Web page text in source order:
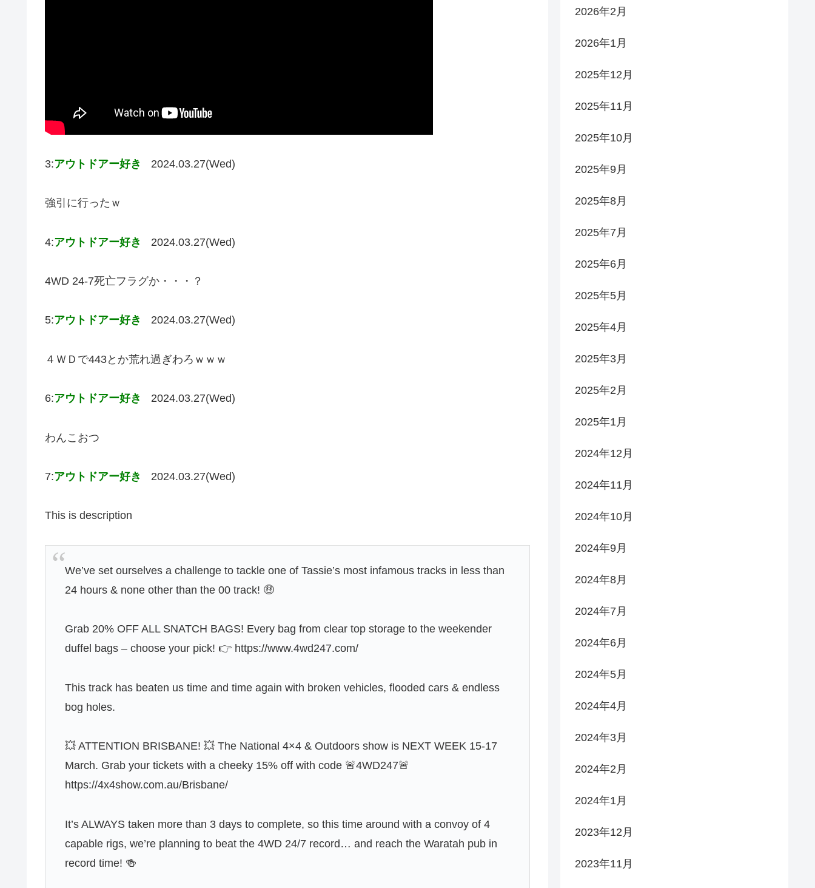
3:アウトドアー好き 2024.03.27(Wed)
強引に行ったｗ
4:アウトドアー好き 2024.03.27(Wed)
4WD 24-7死亡フラグか・・・？
5:アウトドアー好き 2024.03.27(Wed)
４ＷＤで443とか荒れ過ぎわろｗｗｗ
6:アウトドアー好き 2024.03.27(Wed)
わんこおつ
7:アウトドアー好き 2024.03.27(Wed)
This is description
We’ve set ourselves a challenge to tackle one of Tassie’s most infamous tracks in less than
24 hours & none other than the 00 track! 🤑
Grab 20% OFF ALL SNATCH BAGS! Every bag from clear top storage to the weekender
duffel bags – choose your pick! 👉 https://www.4wd247.com/
This track has beaten us time and time again with broken vehicles, flooded cars & endless
bog holes.
💥 ATTENTION BRISBANE! 💥 The National 4×4 & Outdoors show is NEXT WEEK 15-17
March. Grab your tickets with a cheeky 15% off with code 🚨4WD247🚨
https://4x4show.com.au/Brisbane/
It’s ALWAYS taken more than 3 days to complete, so this time around with a convoy of 4
capable rigs, we’re planning to beat the 4WD 24/7 record… and reach the Waratah pub in
record time! 🍻
2026年2月
2026年1月
2025年12月
2025年11月
2025年10月
2025年9月
2025年8月
2025年7月
2025年6月
2025年5月
2025年4月
2025年3月
2025年2月
2025年1月
2024年12月
2024年11月
2024年10月
2024年9月
2024年8月
2024年7月
2024年6月
2024年5月
2024年4月
2024年3月
2024年2月
2024年1月
2023年12月
2023年11月